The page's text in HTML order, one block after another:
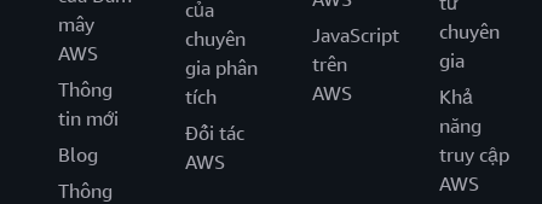
mây
AWS
Thông
tin mới
Blog
Thông
của
chuyên
gia phân
tích
Đối tác
AWS
JavaScript
trên
AWS
chuyên
gia
Khả
năng
truy cập
AWS